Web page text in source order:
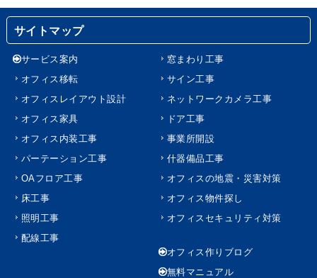
サイトマップ
サービス案内
オフィス移転
オフィスレイアウト設計
オフィス家具
オフィス内装工事
パーテーション工事
OAフロア工事
床工事
照明工事
配線工事
窓まわり工事
サイン工事
ネットワークカメラ工事
ドア工事
事業所開設
什器備品工事
オフィスの地震・災害対策
オフィス物件探し
オフィスセキュリティ対策
オフィス作りブログ
無料マニュアル